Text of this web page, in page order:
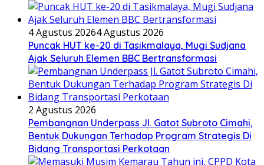
4 Agustus 20264 Agustus 2026
Puncak HUT ke-20 di Tasikmalaya, Mugi Sudjana
Ajak Seluruh Elemen BBC Bertransformasi
2 Agustus 2026
Pembangnan Underpass Jl. Gatot Subroto Cimahi,
Bentuk Dukungan Terhadap Program Strategis Di
Bidang Transportasi Perkotaan